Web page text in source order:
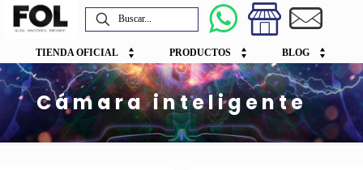
TIENDA OFICIAL PRODUCTOS BLOG
Cámara inteligente